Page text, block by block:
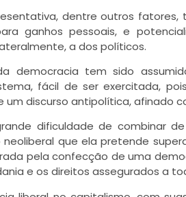
dentre outros
ganhos pessoais, e
a dos políticos.
democracia tem sido
fácil de ser exercitada,
discurso antipolítica, afinado
dificuldade de combinar
que ela pretende
pela confecção de uma
e os direitos assegurados a